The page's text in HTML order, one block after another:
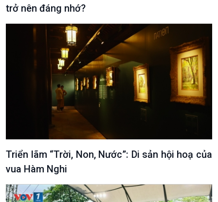
Xã hội chuyển động
trở nên đáng nhớ?
Triển lãm “Trời, Non, Nước”: Di sản hội hoạ của
vua Hàm Nghi